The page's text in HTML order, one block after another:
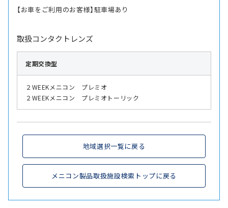
【お車をご利用のお客様】駐車場あり
取扱コンタクトレンズ
定期交換型
２WEEKメニコン プレミオ
２WEEKメニコン プレミオトーリック
地域選択一覧に戻る
メニコン製品取扱施設検索トップに戻る